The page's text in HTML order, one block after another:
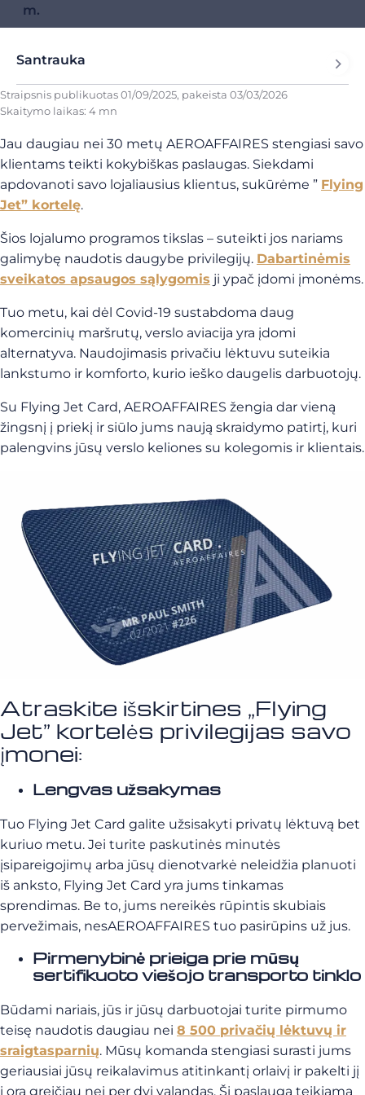
m.
Santrauka
Straipsnis publikuotas01/09/2025, pakeista 03/03/2026
Skaitymo laikas: 4 mn
Jau daugiau nei 30 metų AEROAFFAIRES stengiasi savo
klientams teikti kokybiškas paslaugas. Siekdami
apdovanoti savo lojaliausius klientus, sukūrėme ” Flying
Jet” kortelę.
Šios lojalumo programos tikslas – suteikti jos nariams
galimybę naudotis daugybe privilegijų. Dabartinėmis
sveikatos apsaugos sąlygomis ji ypač įdomi įmonėms.
Tuo metu, kai dėl Covid-19 sustabdoma daug
komercinių maršrutų, verslo aviacija yra įdomi
alternatyva. Naudojimasis privačiu lėktuvu suteikia
lankstumo ir komforto, kurio ieško daugelis darbuotojų.
Su Flying Jet Card, AEROAFFAIRES žengia dar vieną
žingsnį į priekį ir siūlo jums naują skraidymo patirtį, kuri
palengvins jūsų verslo keliones su kolegomis ir klientais.
Atraskite išskirtines „Flying
Jet” kortelės privilegijas savo
įmonei:
Lengvas užsakymas
Tuo Flying Jet Card galite užsisakyti privatų lėktuvą bet
kuriuo metu. Jei turite paskutinės minutės
įsipareigojimų arba jūsų dienotvarkė neleidžia planuoti
iš anksto, Flying Jet Card yra jums tinkamas
sprendimas. Be to, jums nereikės rūpintis skubiais
pervežimais, nesAEROAFFAIRES tuo pasirūpins už jus.
Pirmenybinė prieiga prie mūsų
sertifikuoto viešojo transporto tinklo
Būdami nariais, jūs ir jūsų darbuotojai turite pirmumo
teisę naudotis daugiau nei 8 500 privačių lėktuvų ir
sraigtasparnių. Mūsų komanda stengiasi surasti jums
geriausiai jūsų reikalavimus atitinkantį orlaivį ir pakelti jį
į orą greičiau nei per dvi valandas. Ši paslauga teikiama